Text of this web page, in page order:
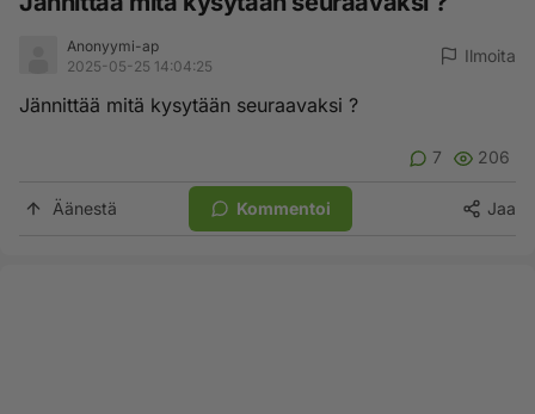
Anonyymi-ap
2025-05-25 14:04:25
Ilmoita
Jännittää mitä kysytään seuraavaksi ?
7 206
Äänestä Kommentoi Jaa